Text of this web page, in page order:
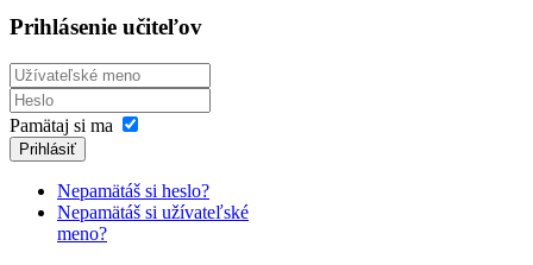
Prihlásenie učiteľov
Pamätaj si ma
Prihlásiť
Nepamätáš si heslo?
Nepamätáš si užívateľské
meno?